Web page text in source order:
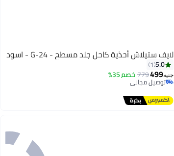
لايف ستيلاش أحذية كاحل جلد مسطح - G-24 - اسود
5.0
1
جنيه499
779خصم 35%
توصيل مجاني
توصيل مجاني